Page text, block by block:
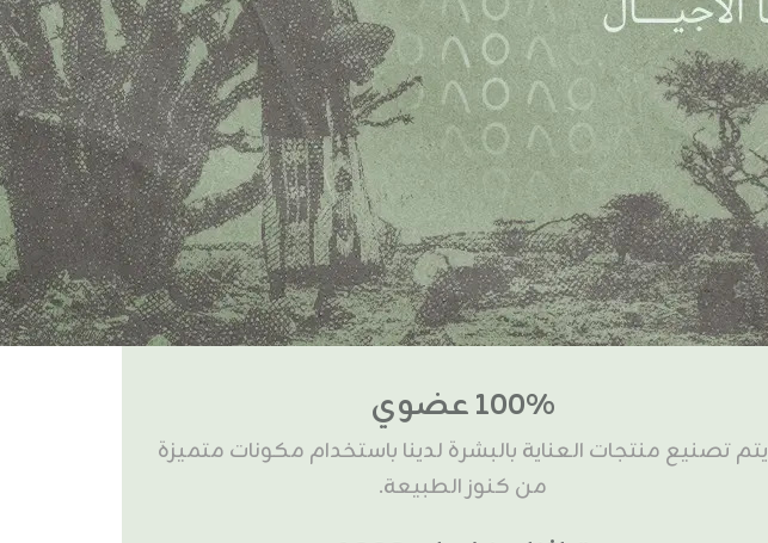
100% عضوي
يتم تصنيع منتجات العناية بالبشرة لدينا باستخدام مكونات متميزة
من كنوز الطبيعة.